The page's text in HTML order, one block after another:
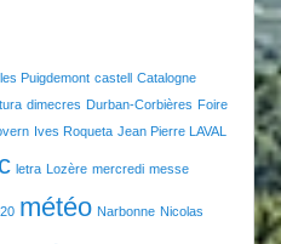
Puigdemont castell Catalogne
dimecres Durban-Corbières Foire
Ives Roqueta Jean Pierre LAVAL
letra Lozère mercredi messe
météo Narbonne Nicolas